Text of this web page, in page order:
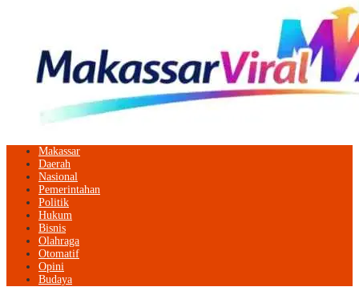
Makassar
Daerah
Nasional
Pemerintahan
Politik
Hukum
Bisnis
Olahraga
Otomatif
Opini
Budaya